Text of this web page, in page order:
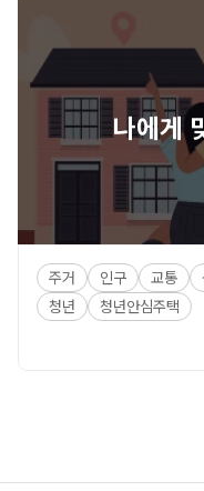
나에게
주거 인구 교통
청년
청년안심주택